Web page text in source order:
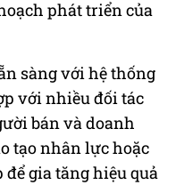
phát triển của
sàng với hệ thống
với nhiều đối tác
bán và doanh
tạo nhân lực hoặc
gia tăng hiệu quả